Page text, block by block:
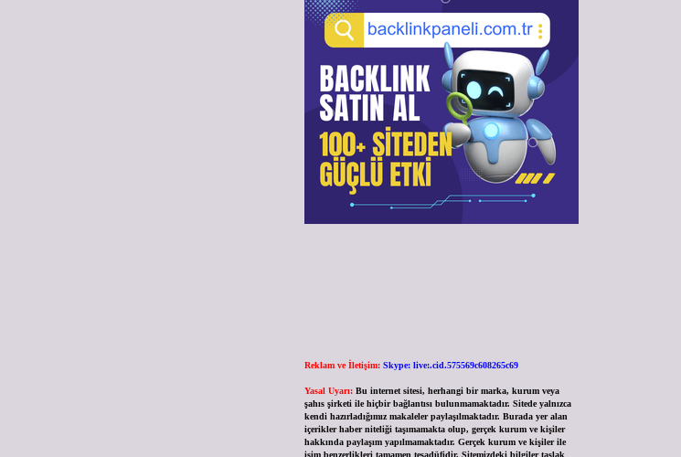
Reklam ve İletişim: Skype: live:.cid.575569c608265c69
Yasal Uyarı: Bu internet sitesi, herhangi bir marka, kurum veya
şahıs şirketi ile hiçbir bağlantısı bulunmamaktadır. Sitede yalnızca
kendi hazırladığımız makaleler paylaşılmaktadır. Burada yer alan
içerikler haber niteliği taşımamakta olup, gerçek kurum ve kişiler
hakkında paylaşım yapılmamaktadır. Gerçek kurum ve kişiler ile